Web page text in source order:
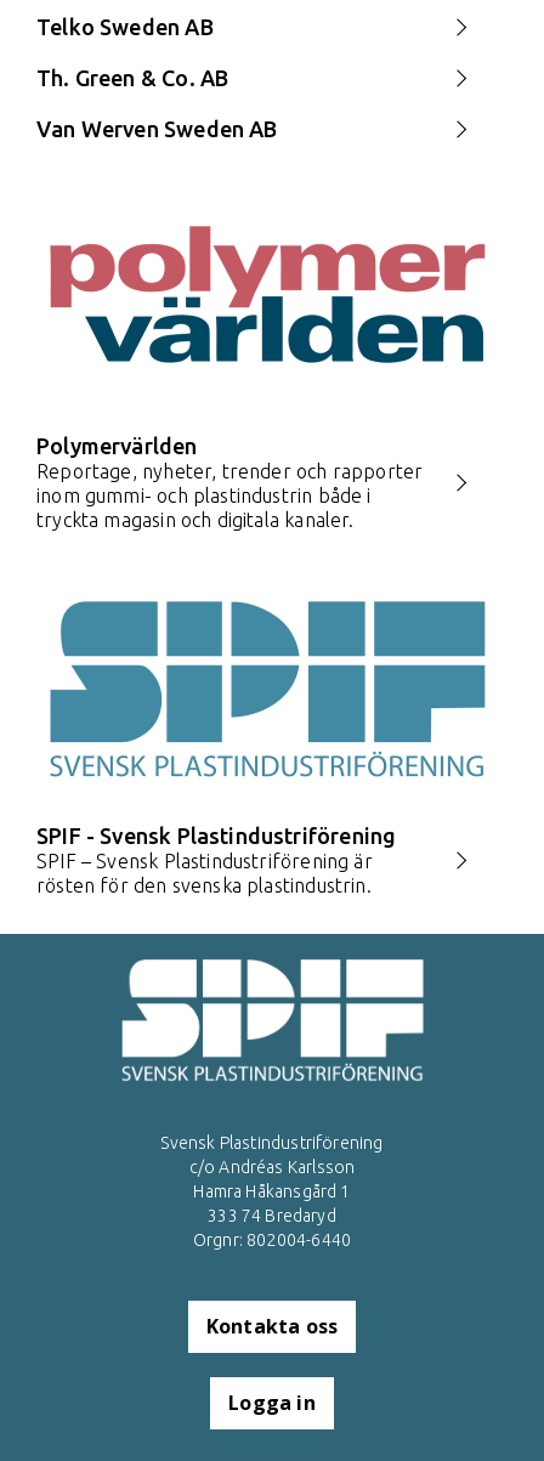
Telko Sweden AB
Th. Green & Co. AB
Van Werven Sweden AB
Polymervärlden
Reportage, nyheter, trender och rapporter
inom gummi- och plastindustrin både i
tryckta magasin och digitala kanaler.
SPIF - Svensk Plastindustriförening
SPIF – Svensk Plastindustriförening är
rösten för den svenska plastindustrin.
Svensk Plastindustriförening
c/o Andréas Karlsson
Hamra Håkansgård 1
333 74 Bredaryd
Orgnr: 802004-6440
Kontakta oss
Logga in